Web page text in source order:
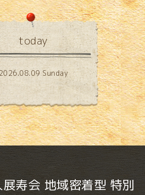
today
Sunday
寿会 地域密着型 特別